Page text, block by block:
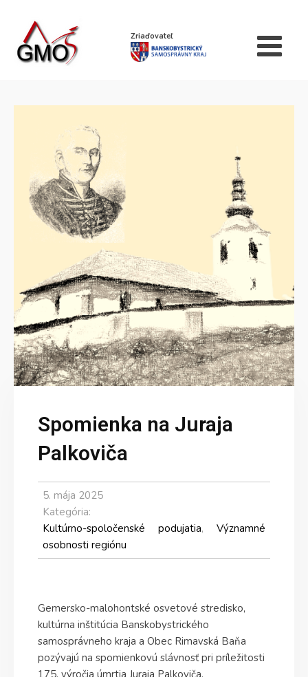
Zriaďovateľ
Spomienka na Juraja
Palkoviča
5. mája 2025
Kategória:
Kultúrno-spoločenské podujatia, Významné
osobnosti regiónu
Gemersko-malohontské osvetové stredisko,
kultúrna inštitúcia Banskobystrického
samosprávneho kraja a Obec Rimavská Baňa
pozývajú na spomienkovú slávnosť pri príležitosti
175. výročia úmrtia Juraja Palkoviča.